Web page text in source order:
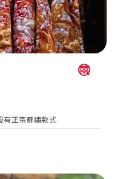
有正宗蘇繡款式